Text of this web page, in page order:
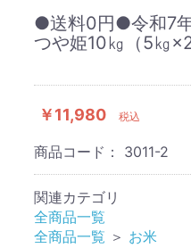
●送料0円●令和7
つや姫10㎏（5㎏
￥11,980 税込
商品コード： 3011-2
関連カテゴリ
全商品一覧
全商品一覧 ＞ お米